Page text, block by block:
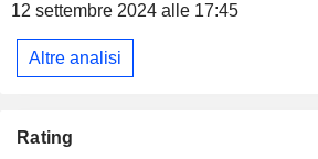
12 settembre 2024 alle 17:45
Altre analisi
Rating